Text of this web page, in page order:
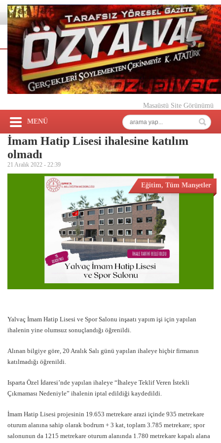
Masaüstü Site Görünümü
MENÜ
İmam Hatip Lisesi ihalesine katılım
olmadı
21 Aralık 2022 - 22:39
Eğitim, Tüm Manşetler
Yalvaç İmam Hatip Lisesi ve Spor Salonu inşaatı yapım işi için yapılan
ihalenin yine olumsuz sonuçlandığı öğrenildi.
Alınan bilgiye göre, 20 Aralık Salı günü yapılan ihaleye hiçbir firmanın
katılmadığı öğrenildi.
Isparta Özel İdaresi’nde yapılan ihaleye “İhaleye Teklif Veren İstekli
Çıkmaması Nedeniyle” ihalenin iptal edildiği kaydedildi.
İmam Hatip Lisesi projesinin 19.653 metrekare arazi içinde 935 metrekare
oturum alanına sahip olarak bodrum + 3 kat, toplam 3.785 metrekare; spor
salonunun da 1215 metrekare oturum alanında 1.780 metrekare kapalı alana